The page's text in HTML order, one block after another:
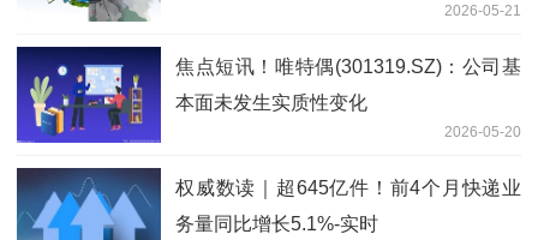
2026-05-21
焦点短讯！唯特偶(301319.SZ)：公司基
本面未发生实质性变化
2026-05-20
权威数读｜超645亿件！前4个月快递业
务量同比增长5.1%-实时